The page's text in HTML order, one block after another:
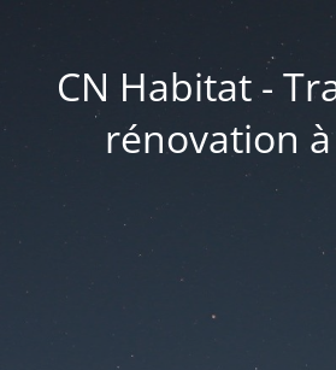
CN Habitat -
rénovation